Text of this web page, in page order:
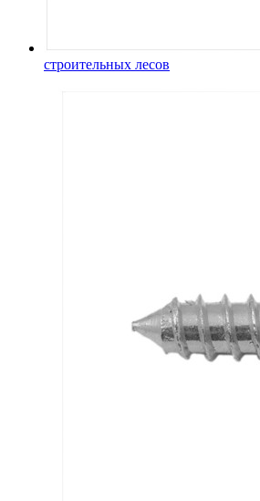
строительных лесов